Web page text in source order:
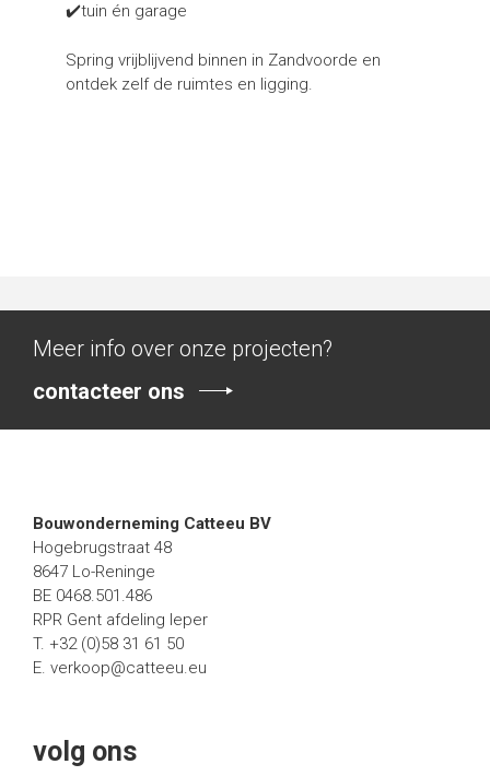
✔️tuin én garage
Spring vrijblijvend binnen in Zandvoorde en
ontdek zelf de ruimtes en ligging.
Meer info over onze projecten?
contacteer ons
Bouwonderneming Catteeu BV
Hogebrugstraat 48
8647 Lo-Reninge
BE 0468.501.486
RPR Gent afdeling Ieper
T. +32 (0)58 31 61 50
E. verkoop@catteeu.eu
volg ons